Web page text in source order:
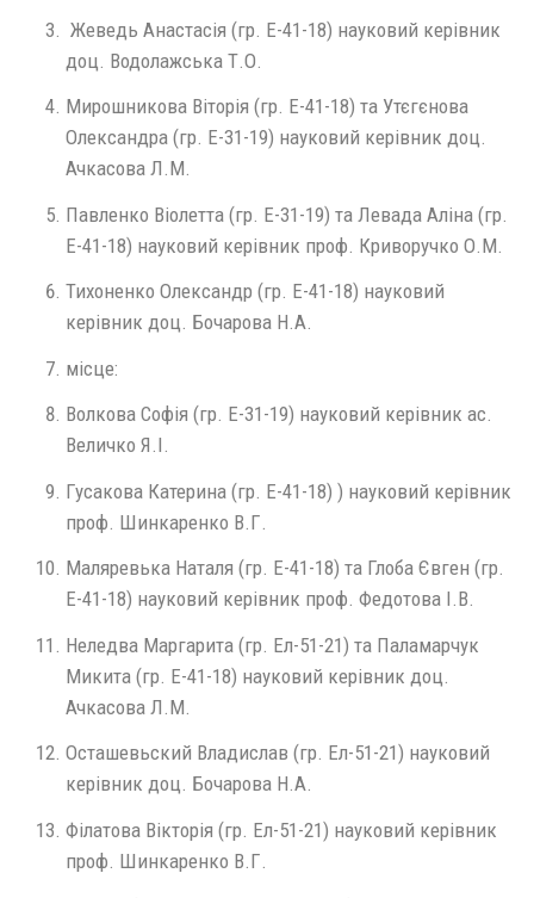
Жеведь Анастасія (гр. Е-41-18) науковий керівник
доц. Водолажська Т.О.
Мирошникова Віторія (гр. Е-41-18) та Утєгєнова
Олександра (гр. Е-31-19) науковий керівник доц.
Ачкасова Л.М.
Павленко Віолетта (гр. Е-31-19) та Левада Аліна (гр.
Е-41-18) науковий керівник проф. Криворучко О.М.
Тихоненко Олександр (гр. Е-41-18) науковий
керівник доц. Бочарова Н.А.
місце:
Волкова Софія (гр. Е-31-19) науковий керівник ас.
Величко Я.І.
Гусакова Катерина (гр. Е-41-18) ) науковий керівник
проф. Шинкаренко В.Г.
Маляревька Наталя (гр. Е-41-18) та Глоба Євген (гр.
Е-41-18) науковий керівник проф. Федотова І.В.
Неледва Маргарита (гр. Ел-51-21) та Паламарчук
Микита (гр. Е-41-18) науковий керівник доц.
Ачкасова Л.М.
Осташевьский Владислав (гр. Ел-51-21) науковий
керівник доц. Бочарова Н.А.
Філатова Вікторія (гр. Ел-51-21) науковий керівник
проф. Шинкаренко В.Г.